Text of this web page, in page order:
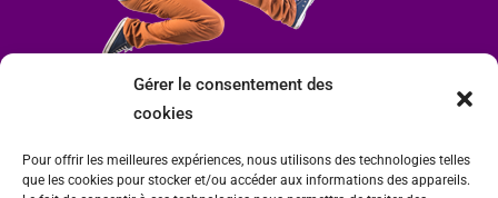
Gérer le consentement des
cookies
Pour offrir les meilleures expériences, nous utilisons des technologies telles
que les cookies pour stocker et/ou accéder aux informations des appareils.